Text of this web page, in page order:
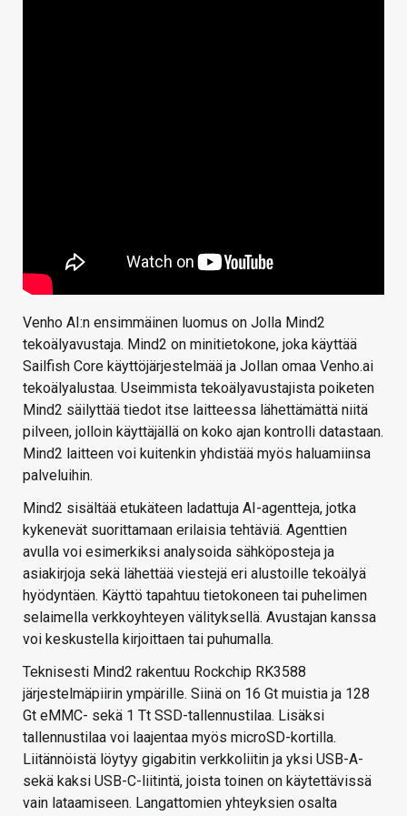
Venho AI:n ensimmäinen luomus on Jolla Mind2
tekoälyavustaja. Mind2 on minitietokone, joka käyttää
Sailfish Core käyttöjärjestelmää ja Jollan omaa Venho.ai
tekoälyalustaa. Useimmista tekoälyavustajista poiketen
Mind2 säilyttää tiedot itse laitteessa lähettämättä niitä
pilveen, jolloin käyttäjällä on koko ajan kontrolli datastaan.
Mind2 laitteen voi kuitenkin yhdistää myös haluamiinsa
palveluihin.
Mind2 sisältää etukäteen ladattuja AI-agentteja, jotka
kykenevät suorittamaan erilaisia tehtäviä. Agenttien
avulla voi esimerkiksi analysoida sähköposteja ja
asiakirjoja sekä lähettää viestejä eri alustoille tekoälyä
hyödyntäen. Käyttö tapahtuu tietokoneen tai puhelimen
selaimella verkkoyhteyen välityksellä. Avustajan kanssa
voi keskustella kirjoittaen tai puhumalla.
Teknisesti Mind2 rakentuu Rockchip RK3588
järjestelmäpiirin ympärille. Siinä on 16 Gt muistia ja 128
Gt eMMC- sekä 1 Tt SSD-tallennustilaa. Lisäksi
tallennustilaa voi laajentaa myös microSD-kortilla.
Liitännöistä löytyy gigabitin verkkoliitin ja yksi USB-A-
sekä kaksi USB-C-liitintä, joista toinen on käytettävissä
vain lataamiseen. Langattomien yhteyksien osalta